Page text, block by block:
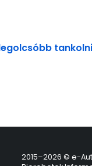
2015–2026 © e-